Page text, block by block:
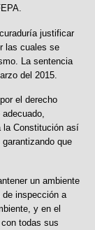
justificar
las cuales se
La sentencia
del 2015.
el derecho
la Constitución así
que
un ambiente
inspección a
y en el
todas sus